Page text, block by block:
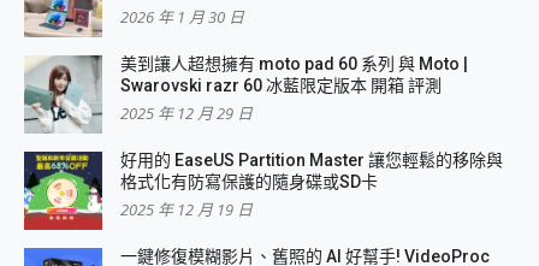
2026 年 1 月 30 日
美到讓人超想擁有 moto pad 60 系列 與 Moto |
Swarovski razr 60 冰藍限定版本 開箱 評測
2025 年 12 月 29 日
好用的 EaseUS Partition Master 讓您輕鬆的移除與
格式化有防寫保護的隨身碟或SD卡
2025 年 12 月 19 日
一鍵修復模糊影片、舊照的 AI 好幫手! VideoProc